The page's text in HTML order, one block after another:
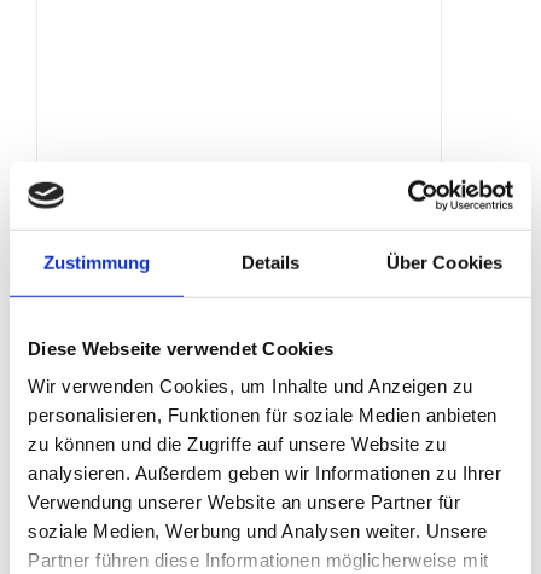
Zustimmung Details Über Cookies
Diese Webseite verwendet Cookies
Wir verwenden Cookies, um Inhalte und Anzeigen zu
personalisieren, Funktionen für soziale Medien anbieten
zu können und die Zugriffe auf unsere Website zu
analysieren. Außerdem geben wir Informationen zu Ihrer
Verwendung unserer Website an unsere Partner für
soziale Medien, Werbung und Analysen weiter. Unsere
Partner führen diese Informationen möglicherweise mit
Holzbauzaun 2 m
Produktdetails